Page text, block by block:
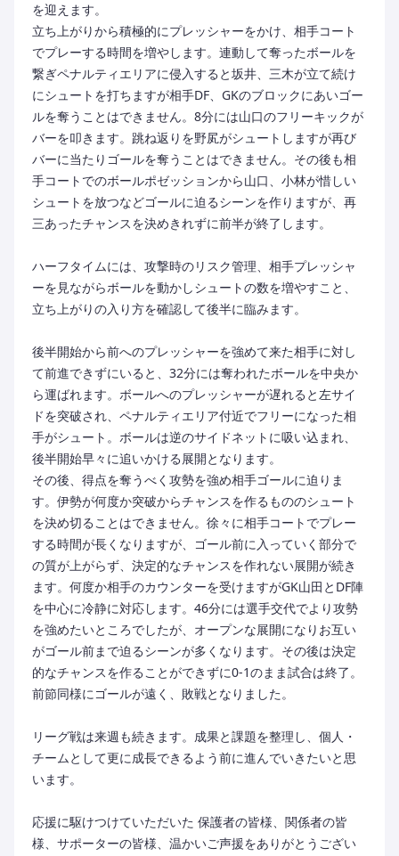
を迎えます。
立ち上がりから積極的にプレッシャーをかけ、相手コート
でプレーする時間を増やします。連動して奪ったボールを
繋ぎペナルティエリアに侵入すると坂井、三木が立て続け
にシュートを打ちますが相手DF、GKのブロックにあいゴー
ルを奪うことはできません。8分には山口のフリーキックが
バーを叩きます。跳ね返りを野㞍がシュートしますが再び
バーに当たりゴールを奪うことはできません。その後も相
手コートでのボールポゼッションから山口、小林が惜しい
シュートを放つなどゴールに迫るシーンを作りますが、再
三あったチャンスを決めきれずに前半が終了します。
ハーフタイムには、攻撃時のリスク管理、相手プレッシャ
ーを見ながらボールを動かしシュートの数を増やすこと、
立ち上がりの入り方を確認して後半に臨みます。
後半開始から前へのプレッシャーを強めて来た相手に対し
て前進できずにいると、32分には奪われたボールを中央か
ら運ばれます。ボールへのプレッシャーが遅れると左サイ
ドを突破され、ペナルティエリア付近でフリーになった相
手がシュート。ボールは逆のサイドネットに吸い込まれ、
後半開始早々に追いかける展開となります。
その後、得点を奪うべく攻勢を強め相手ゴールに迫りま
す。伊勢が何度か突破からチャンスを作るもののシュート
を決め切ることはできません。徐々に相手コートでプレー
する時間が長くなりますが、ゴール前に入っていく部分で
の質が上がらず、決定的なチャンスを作れない展開が続き
ます。何度か相手のカウンターを受けますがGK山田とDF陣
を中心に冷静に対応します。46分には選手交代でより攻勢
を強めたいところでしたが、オープンな展開になりお互い
がゴール前まで迫るシーンが多くなります。その後は決定
的なチャンスを作ることができずに0-1のまま試合は終了。
前節同様にゴールが遠く、敗戦となりました。
リーグ戦は来週も続きます。成果と課題を整理し、個人・
チームとして更に成長できるよう前に進んでいきたいと思
います。
応援に駆けつけていただいた 保護者の皆様、関係者の皆
様、サポーターの皆様、温かいご声援をありがとうござい